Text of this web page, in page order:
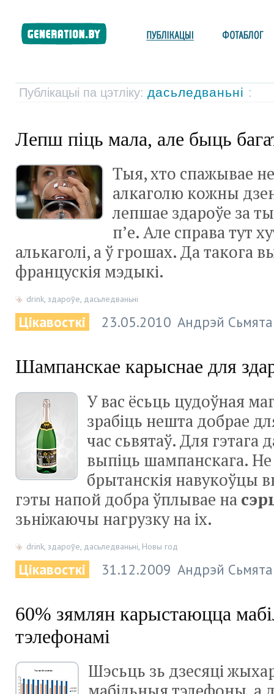
Публікацыі па цэтліку: дасьледваньні :
Лепш піць мала, але быць
Тыя, хто спажывае
алкаголю кожны
лепшае здароўе за
п’е. Але справа тут
алькаголі, а ў грошах. Да такога
францускія мэдыкі.
drink, здароўе, дасьледваньні
Цікавосткі 23.05.2010 Андрэй
Шампанскае карыснае для
У вас ёсьць цудоўная
зрабіць нешта добрае
час сьвятаў. Для гэтага
выпіць шампанскага.
брытанскія навукоўцы
гэты напой добра ўплывае на
зьніжаючы нагрузку на іх.
drink, здароўе, дасьледваньні, Новы год
Цікавосткі 31.12.2009 Андрэй
60% зямлян карыстаюцца
тэлефонамі
Шэсьць зь дзесяці